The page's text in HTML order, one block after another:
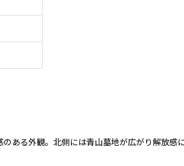
ある外観。北側には青山墓地が広がり解放感